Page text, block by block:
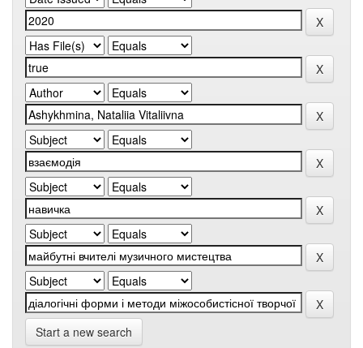
Start a new search